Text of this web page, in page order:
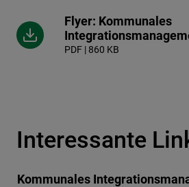
Flyer: Kommunales
PDF | 860 KB
Interessante
Kommunales